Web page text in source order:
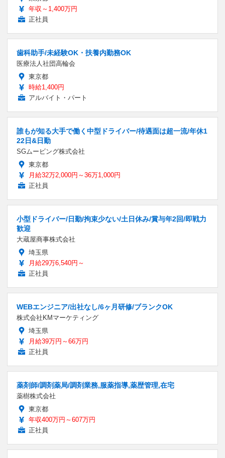
年収～1,400万円
正社員
歯科助手/未経験OK・扶養内勤務OK
医療法人社団高輪会
東京都
時給1,400円
アルバイト・パート
誰もが知る大手で働く中型ドライバー/待遇面は超一流/年休1
22日&日勤
SGムービング株式会社
東京都
月給32万2,000円～36万1,000円
正社員
小型ドライバー/日勤/拘束少ない/土日休み/賞与年2回/即戦力
歓迎
大蔵屋商事株式会社
埼玉県
月給29万6,540円～
正社員
WEBエンジニア/出社なし/6ヶ月研修/ブランクOK
株式会社KMマーケティング
埼玉県
月給39万円～66万円
正社員
薬剤師/調剤薬局/調剤業務,服薬指導,薬歴管理,在宅
薬樹株式会社
東京都
年収400万円～607万円
正社員